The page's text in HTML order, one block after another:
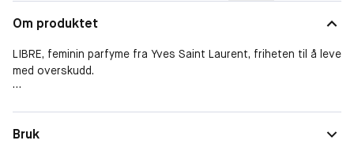
Om produktet
LIBRE, feminin parfyme fra Yves Saint Laurent, friheten til å leve
med overskudd.
Parfymen til en sterk, modig og fri kvinne som eksperimenterer
Bruk